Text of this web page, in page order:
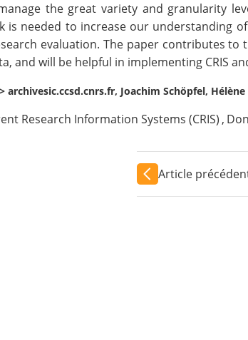
the great variety and granularity
is needed to increase our understanding
evaluation. The paper contributes
and will be helpful in implementing CRIS
archivesic.ccsd.cnrs.fr, Joachim Schöpfel,
Research Information Systems (CRIS) ,
Article